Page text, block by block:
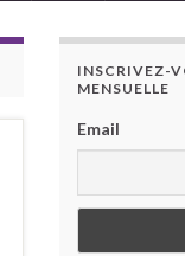
INSCRIVEZ-
MENSUELLE
Email